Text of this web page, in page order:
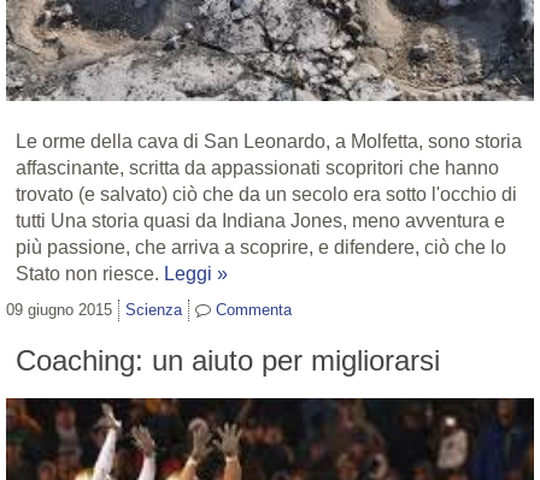
Le orme della cava di San Leonardo, a Molfetta, sono storia
affascinante, scritta da appassionati scopritori che hanno
trovato (e salvato) ciò che da un secolo era sotto l'occhio di
tutti Una storia quasi da Indiana Jones, meno avventura e
più passione, che arriva a scoprire, e difendere, ciò che lo
Stato non riesce. Leggi »
09 giugno 2015 Scienza Commenta
Coaching: un aiuto per migliorarsi